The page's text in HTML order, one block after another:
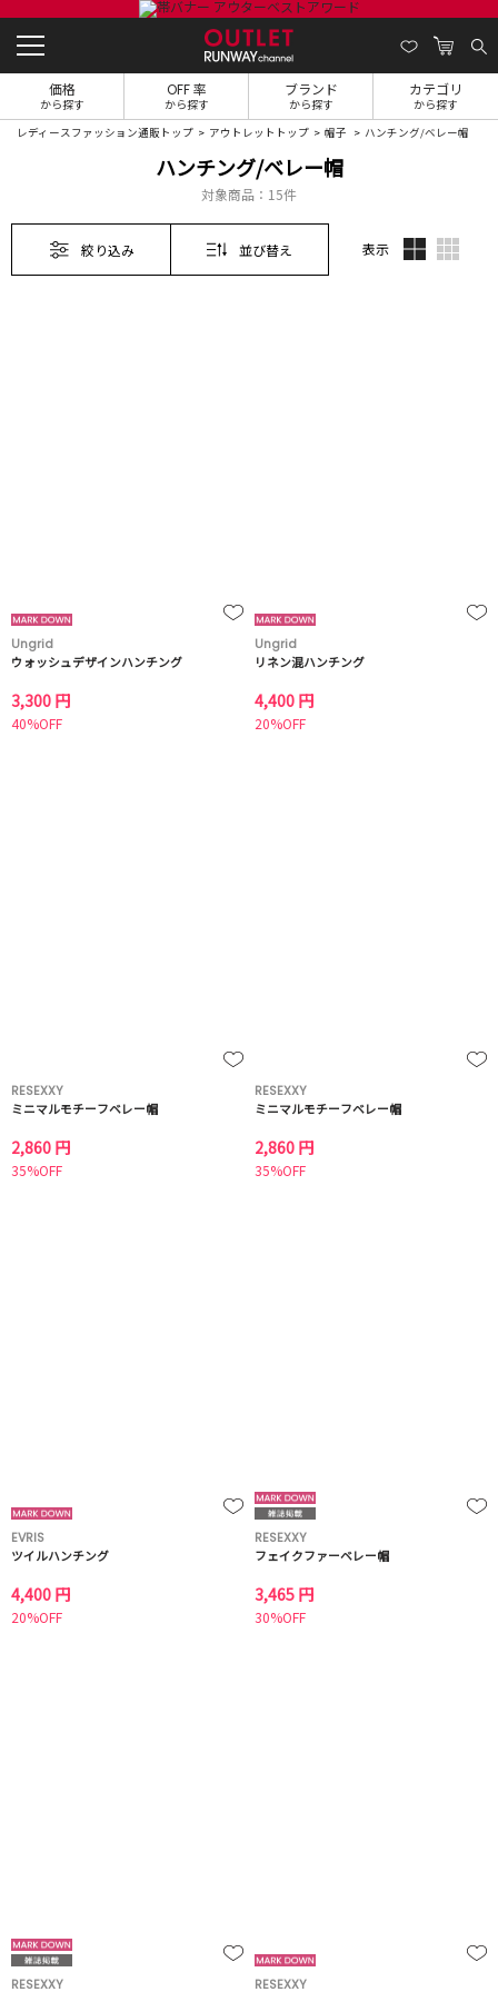
価格
から探す
OFF 率
から探す
ブランド
から探す
カテゴリ
から探す
レディースファッション通販トップ アウトレットトップ 帽子 ハンチング/ベレー帽
ハンチング/ベレー帽
対象商品： 15件
絞り込み 並び替え 表示
Ungrid
ウォッシュデザインハンチング
3,300 円
40%OFF
Ungrid
リネン混ハンチング
4,400 円
20%OFF
RESEXXY
ミニマルモチーフベレー帽
2,860 円
35%OFF
RESEXXY
ミニマルモチーフベレー帽
2,860 円
35%OFF
EVRIS
ツイルハンチング
4,400 円
20%OFF
RESEXXY
フェイクファーベレー帽
3,465 円
30%OFF
RESEXXY RESEXXY